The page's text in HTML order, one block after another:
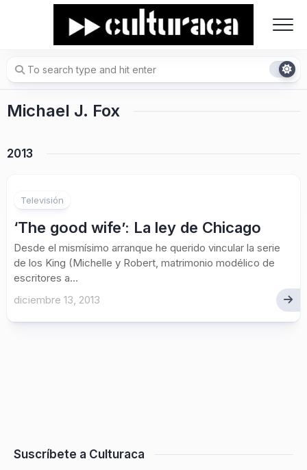
Michael J. Fox
2013
Televisión
‘The good wife’: La ley de Chicago
Desde el mismísimo arranque he querido vincular la serie
de los King (Michelle y Robert, matrimonio modélico de
escritores a...
diciembre 13, 2013
Suscríbete a Culturaca